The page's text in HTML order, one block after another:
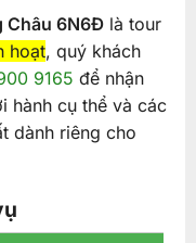
Châu 6N6Đlà tour
hoạt, quý khách
9165 để nhận
hành cụ thể và các
dành riêng cho